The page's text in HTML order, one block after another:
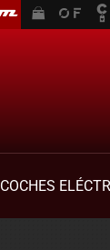
COCHES